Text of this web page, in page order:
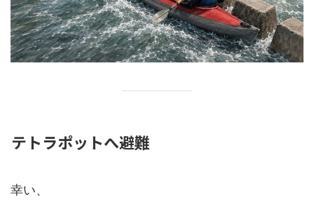
テトラポットへ避難
幸い、